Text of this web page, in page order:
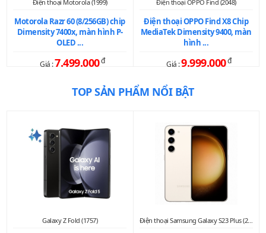
Điện thoại Motorola (1999)
Motorola Razr 60 (8/256GB) chip
Dimensity 7400x, màn hình P-
OLED ...
Giá :7.499.000đ
Điện thoại OPPO Find (2048)
Điện thoại OPPO Find X8 Chip
MediaTek Dimensity 9400, màn
hình ...
Giá :9.999.000đ
TOP SẢN PHẨM NỔI BẬT
Galaxy Z Fold (1757) Điện thoại Samsung Galaxy S23 Plus (2075)